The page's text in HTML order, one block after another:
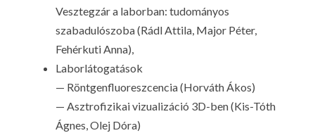
Vesztegzár a laborban: tudományos
szabadulószoba (Rádl Attila, Major Péter,
Fehérkuti Anna),
Laborlátogatások
— Röntgenfluoreszcencia (Horváth Ákos)
— Asztrofizikai vizualizáció 3D-ben (Kis-Tóth
Ágnes, Olej Dóra)